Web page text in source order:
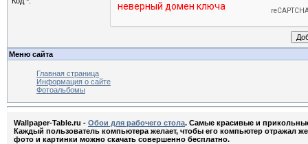
Меню сайта
Главная страница
Информация о сайте
Фотоальбомы
Wallpaper-Table.ru - Обои для рабочего стола. Самые красивые и
Каждый пользователь компьютера желает, чтобы его компьютер отражал
фото и картинки можно скачать совершенно бесплатно.